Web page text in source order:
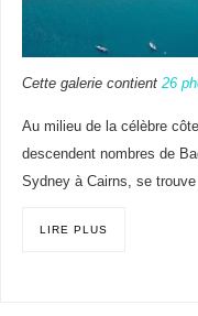
Cette galerie contient 26
Au milieu de la célèbre
descendent nombres de
Sydney à Cairns, se
LIRE PLUS